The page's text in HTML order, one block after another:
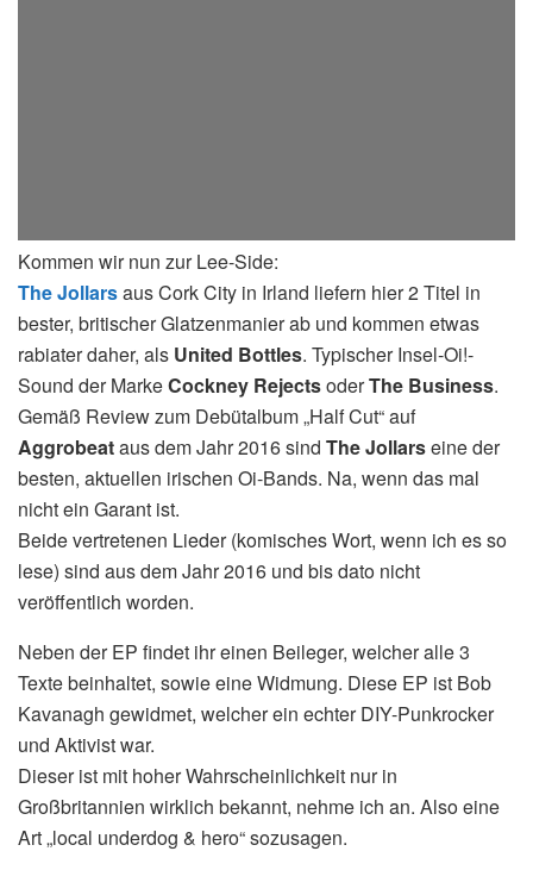
Kommen wir nun zur Lee-Side:
The Jollarsaus Cork City in Irland liefern hier 2 Titel in
bester, britischer Glatzenmanier ab und kommen etwas
rabiater daher, als United Bottles. Typischer Insel-Oi!-
Sound der MarkeCockney RejectsoderThe Business.
Gemäß Review zum Debütalbum „Half Cut“ auf
Aggrobeataus dem Jahr 2016 sind The Jollarseine der
besten, aktuellen irischen Oi-Bands. Na, wenn das mal
nicht ein Garant ist.
Beide vertretenen Lieder (komisches Wort, wenn ich es so
lese) sind aus dem Jahr 2016 und bis dato nicht
veröffentlich worden.
Neben der EP findet ihr einen Beileger, welcher alle 3
Texte beinhaltet, sowie eine Widmung. Diese EP ist Bob
Kavanagh gewidmet, welcher ein echter DIY-Punkrocker
und Aktivist war.
Dieser ist mit hoher Wahrscheinlichkeit nur in
Großbritannien wirklich bekannt, nehme ich an. Also eine
Art „local underdog & hero“ sozusagen.